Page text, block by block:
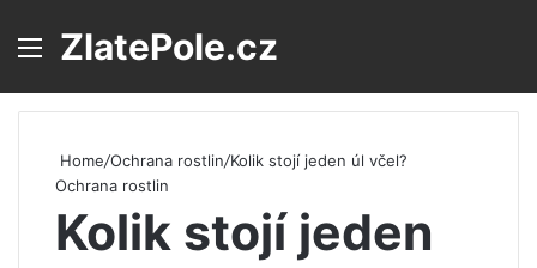
Menu
ZlatePole.cz
Home/Ochrana rostlin/Kolik stojí jeden úl včel?
Ochrana rostlin
Kolik stojí jeden